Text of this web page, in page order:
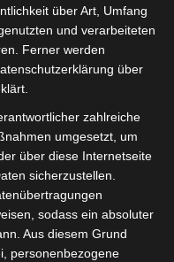
mit Ihrem Lizenzkey
uns zusammen
Wir begleiten
Tipps und
Damit ist Ihre
einsatzbereit.
source(s) not found
über Art, Umfang
und verarbeiteten
Ferner werden
über
zahlreiche
umgesetzt, um
über diese Internetseite
sicherzustellen.
sodass ein absoluter
Aus diesem Grund
personenbezogene